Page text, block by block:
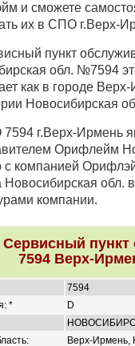
и сможете
их в СПО г.Верх-
пункт
обл. №7594
как в городе
Новосибирская
г.Верх-Ирмень
Орифлейм
с компанией
Новосибирская обл.
компании.
Сервисный
7594 Верх-
7594
*
D
Верх-Ирмень,